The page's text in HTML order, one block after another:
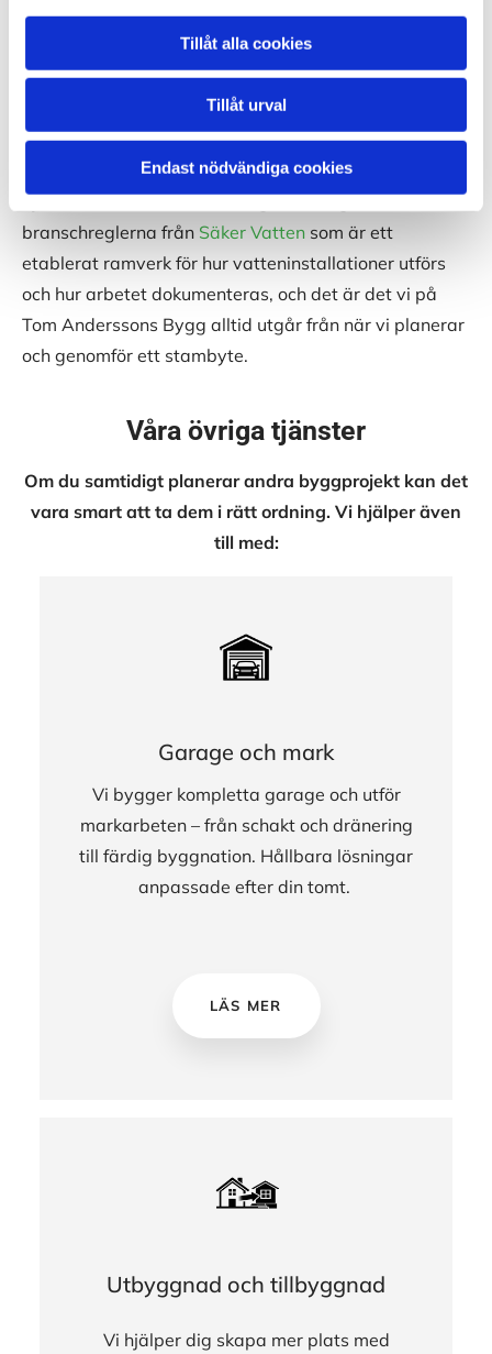
Tillåt alla cookies
Tillåt urval
Endast nödvändiga cookies
När man ska byta vattenledningar hamnar man ofta i
badrum och andra våtrum. Där finns krav på
fuktskydd och tätskikt, ochBoverket
som behöver uppfyllas för att våtrum ska bli fuktsäkra.
Själva VVS-arbetet behöver göras enligt
branschreglerna från Säker Vatten som är ett
etablerat ramverk för hur vatteninstallationer utförs
och hur arbetet dokumenteras, och det är det vi på
Tom Anderssons Bygg alltid utgår från när vi planerar
och genomför ett stambyte.
Våra övriga tjänster
Om du samtidigt planerar andra byggprojekt kan det
vara smart att ta dem i rätt ordning. Vi hjälper även
till med:
Garage och mark
Vi bygger kompletta garage och utför
markarbeten – från schakt och dränering
till färdig byggnation. Hållbara lösningar
anpassade efter din tomt.
LÄS MER
Utbyggnad och tillbyggnad
Vi hjälper dig skapa mer plats med